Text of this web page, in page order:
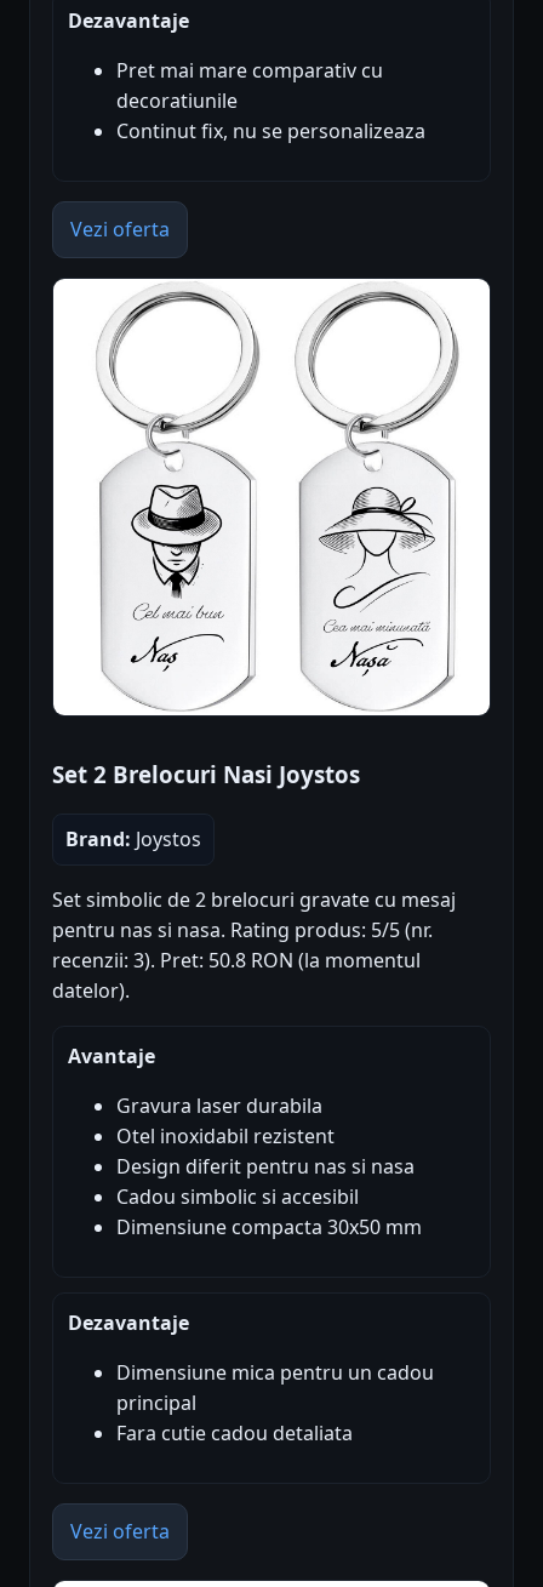
Dezavantaje
Pret mai mare comparativ cu
decoratiunile
Continut fix, nu se personalizeaza
Vezi oferta
Set 2 Brelocuri Nasi Joystos
Brand: Joystos
Set simbolic de 2 brelocuri gravate cu mesaj
pentru nas si nasa. Rating produs: 5/5 (nr.
recenzii: 3). Pret: 50.8 RON (la momentul
datelor).
Avantaje
Gravura laser durabila
Otel inoxidabil rezistent
Design diferit pentru nas si nasa
Cadou simbolic si accesibil
Dimensiune compacta 30x50 mm
Dezavantaje
Dimensiune mica pentru un cadou
principal
Fara cutie cadou detaliata
Vezi oferta